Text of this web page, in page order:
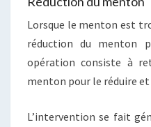
Lorsque le menton est
réduction du menton
opération consiste à
menton pour le réduire
L’intervention se fait